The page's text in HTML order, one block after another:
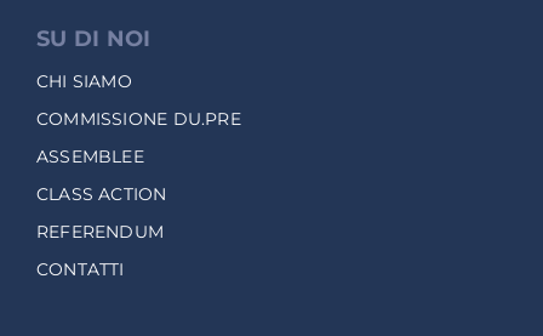
SU DI NOI
CHI SIAMO
COMMISSIONE DU.PRE
ASSEMBLEE
CLASS ACTION
REFERENDUM
CONTATTI